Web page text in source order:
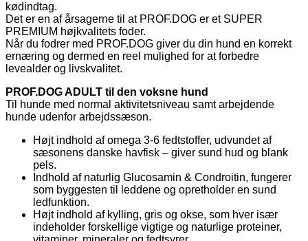
kødindtag.
Det er en af årsagerne til at PROF.DOG er et SUPER
PREMIUM højkvalitets foder.
Når du fodrer med PROF.DOG giver du din hund en korrekt
ernæring og dermed en reel mulighed for at forbedre
levealder og livskvalitet.
PROF.DOG ADULT til den voksne hund
Til hunde med normal aktivitetsniveau samt arbejdende
hunde udenfor arbejdssæson.
Højt indhold af omega 3-6 fedtstoffer, udvundet af
sæsonens danske havfisk – giver sund hud og blank
pels.
Indhold af naturlig Glucosamin & Condroitin, fungerer
som byggesten til leddene og opretholder en sund
ledfunktion.
Højt indhold af kylling, gris og okse, som hver især
indeholder forskellige vigtige og naturlige proteiner,